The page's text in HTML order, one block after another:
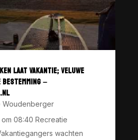
LAAT VAKANTIE; VELUWE
–
Woudenberger
08:40 Recreatie
wachten